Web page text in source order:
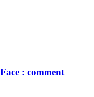
: comment